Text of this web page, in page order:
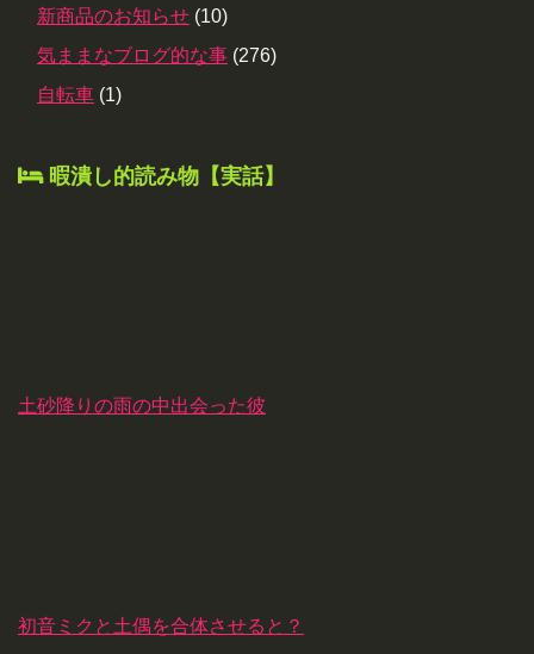
新商品のお知らせ (10)
気ままなブログ的な事 (276)
自転車 (1)
暇潰し的読み物【実話】
土砂降りの雨の中出会った彼
初音ミクと土偶を合体させると？